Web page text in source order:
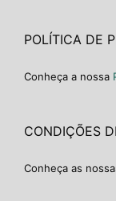
POLÍTICA DE
Conheça a nossa
CONDIÇÕES
Conheça as